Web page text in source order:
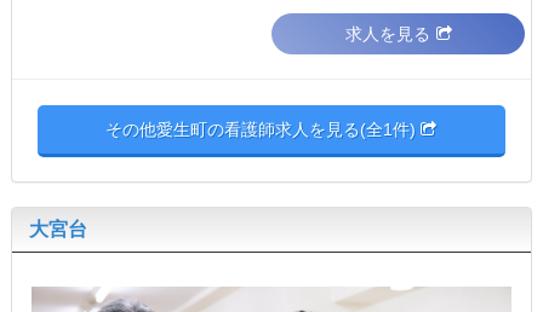
求人を見る
その他愛生町の看護師求人を見る(全1件)
大宮台